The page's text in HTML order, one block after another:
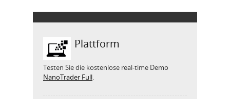
Plattform
Testen Sie die kostenlose real-time Demo
NanoTrader Full.